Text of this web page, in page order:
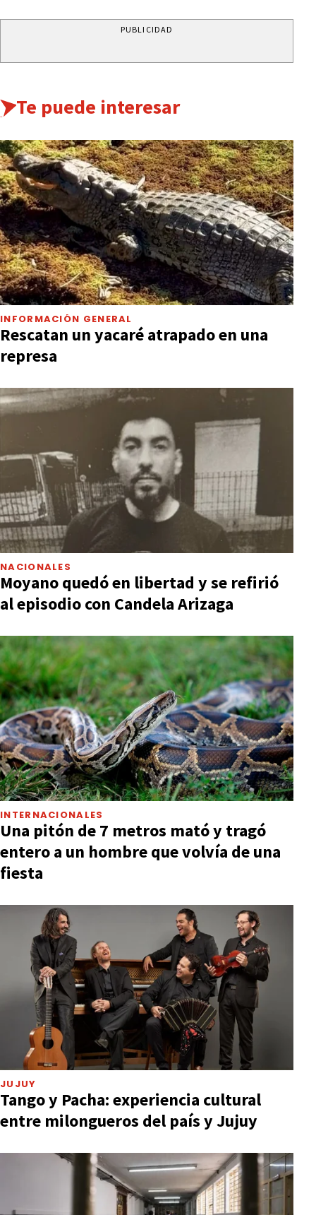
PUBLICIDAD
Te puede interesar
INFORMACIÓN GENERAL
Rescatan un yacaré atrapado en una
represa
NACIONALES
Moyano quedó en libertad y se refirió
al episodio con Candela Arizaga
INTERNACIONALES
Una pitón de 7 metros mató y tragó
entero a un hombre que volvía de una
fiesta
JUJUY
Tango y Pacha: experiencia cultural
entre milongueros del país y Jujuy